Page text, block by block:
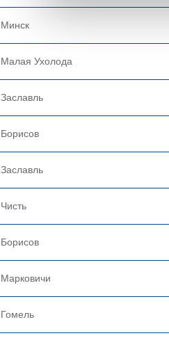
Минск
Малая Ухолода
Заславль
Борисов
Заславль
Чисть
Борисов
Марковичи
Гомель